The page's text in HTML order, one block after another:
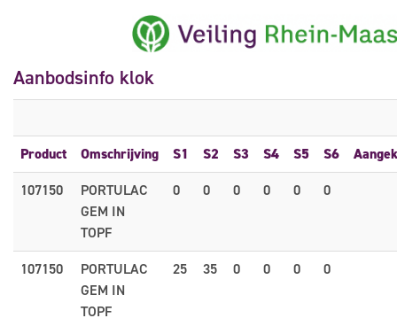
Aanbodsinfo klok
Product Omschrijving S1 S2 S3 S4 S5 S6
107150
PORTULAC
GEM IN
TOPF
0 0 0 0 0 0
107150
PORTULAC
GEM IN
TOPF
25 35 0 0 0 0